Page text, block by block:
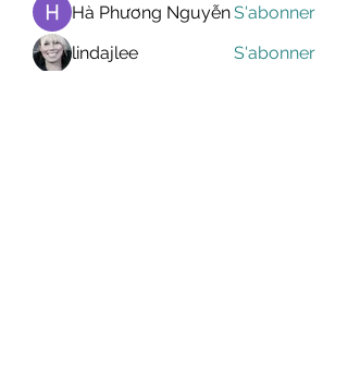
Hà Phương NguyễnS'abonner
lindajlee
S'abonner